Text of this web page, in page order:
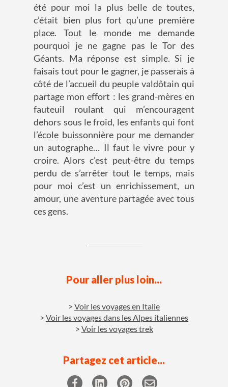
été pour moi la plus belle de toutes,
c’était bien plus fort qu’une première
place. Tout le monde me demande
pourquoi je ne gagne pas le Tor des
Géants. Ma réponse est simple. Si je
faisais tout pour le gagner, je passerais à
côté de l’accueil du peuple valdôtain qui
partage mon effort : les grand-mères en
fauteuil roulant qui m’encouragent
dehors sous le froid, les enfants qui font
l’école buissonnière pour me demander
un autographe… Il faut le vivre pour y
croire. Alors c’est peut-être du temps
perdu de s’arrêter tout le temps, mais
pour moi c’est un enrichissement, un
amour, une aventure partagée avec tous
ces gens.
Pour aller plus loin...
Voir les voyages en Italie
Voir les voyages dans les Alpes italiennes
Voir les voyages trek
Partagez cet article...